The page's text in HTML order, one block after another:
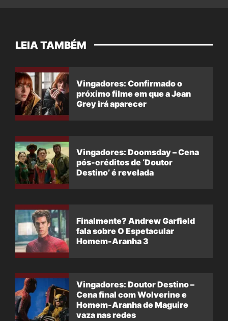
LEIA TAMBÉM
Vingadores: Confirmado o
próximo filme em que a Jean
Grey irá aparecer
Vingadores: Doomsday – Cena
pós-créditos de ‘Doutor
Destino’ é revelada
Finalmente? Andrew Garfield
fala sobre O Espetacular
Homem-Aranha 3
Vingadores: Doutor Destino –
Cena final com Wolverine e
Homem-Aranha de Maguire
vaza nas redes